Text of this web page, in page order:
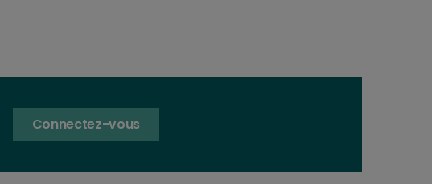
Connectez-vous